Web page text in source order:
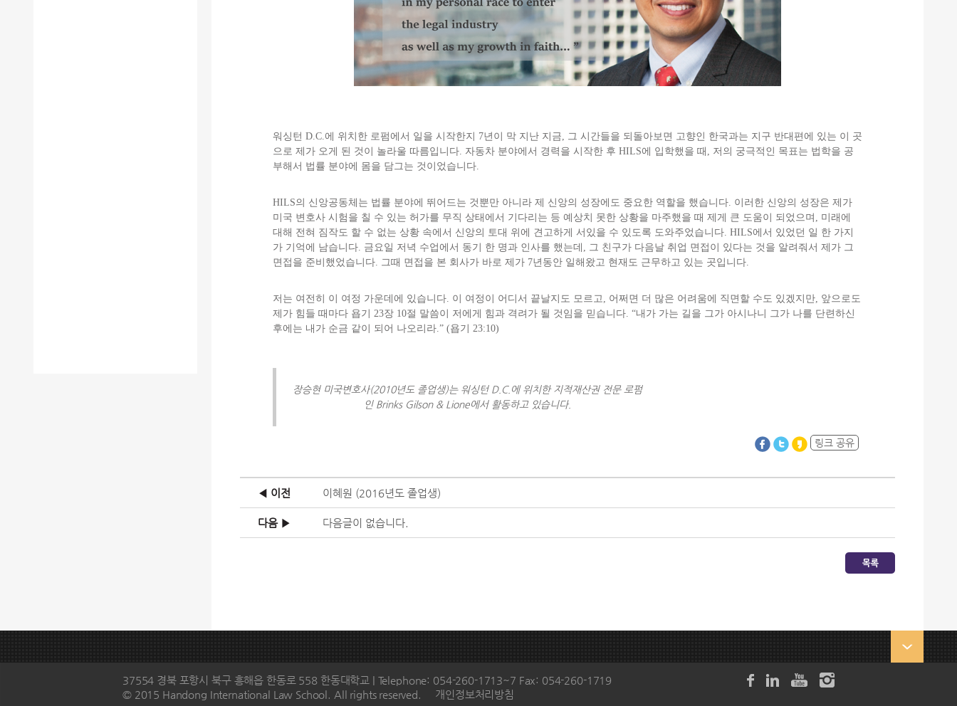
워싱턴 D.C.에 위치한 로펌에서 일을 시작한지 7년이 막 지난 지금, 그 시간들을 되돌아보면 고향인 한국과는 지구 반대편에 있는 이 곳
으로 제가 오게 된 것이 놀라울 따름입니다. 자동차 분야에서 경력을 시작한 후 HILS에 입학했을 때, 저의 궁극적인 목표는 법학을 공
부해서 법률 분야에 몸을 담그는 것이었습니다.
HILS의 신앙공동체는 법률 분야에 뛰어드는 것뿐만 아니라 제 신앙의 성장에도 중요한 역할을 했습니다. 이러한 신앙의 성장은 제가
미국 변호사 시험을 칠 수 있는 허가를 무직 상태에서 기다리는 등 예상치 못한 상황을 마주했을 때 제게 큰 도움이 되었으며, 미래에
대해 전혀 짐작도 할 수 없는 상황 속에서 신앙의 토대 위에 견고하게 서있을 수 있도록 도와주었습니다. HILS에서 있었던 일 한 가지
가 기억에 남습니다. 금요일 저녁 수업에서 동기 한 명과 인사를 했는데, 그 친구가 다음날 취업 면접이 있다는 것을 알려줘서 제가 그
면접을 준비했었습니다. 그때 면접을 본 회사가 바로 제가 7년동안 일해왔고 현재도 근무하고 있는 곳입니다.
저는 여전히 이 여정 가운데에 있습니다. 이 여정이 어디서 끝날지도 모르고, 어쩌면 더 많은 어려움에 직면할 수도 있겠지만, 앞으로도
제가 힘들 때마다 욥기 23장 10절 말씀이 저에게 힘과 격려가 될 것임을 믿습니다. “내가 가는 길을 그가 아시나니 그가 나를 단련하신
후에는 내가 순금 같이 되어 나오리라.” (욥기 23:10)
장승현 미국변호사(2010년도 졸업생)는 워싱턴 D.C.에 위치한 지적재산권 전문 로펌
인 Brinks Gilson & Lione에서 활동하고 있습니다.
링크 공유
◀ 이전 이혜원 (2016년도 졸업생)
다음 ▶ 다음글이 없습니다.
37554 경북 포항시 북구 흥해읍 한동로 558 한동대학교 | Telephone: 054-260-1713~7 Fax: 054-260-1719
© 2015 Handong International Law School. All rights reserved. 개인정보처리방침